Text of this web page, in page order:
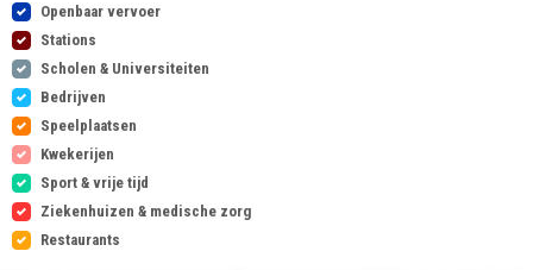
Openbaar vervoer
Stations
Scholen & Universiteiten
Bedrijven
Speelplaatsen
Kwekerijen
Sport & vrije tijd
Ziekenhuizen & medische zorg
Restaurants